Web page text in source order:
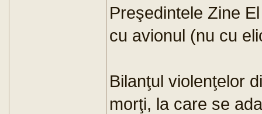
Preşedintele Zine
cu avionul (nu cu
Bilanţul violenţelor
morţi, la care se